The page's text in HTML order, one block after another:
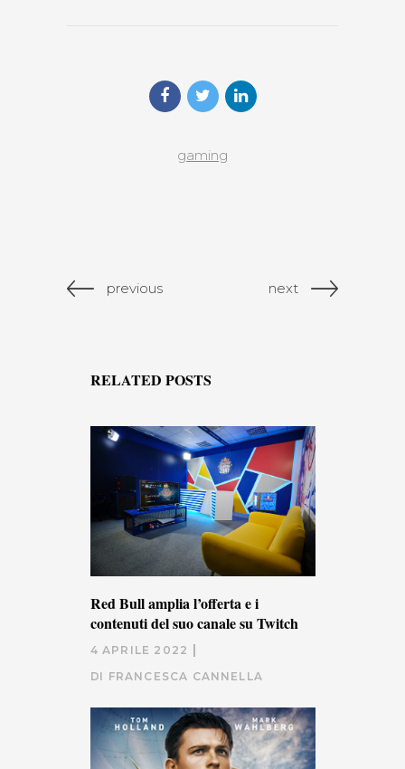
gaming
previous next
RELATED POSTS
Red Bull amplia l’offerta e i
contenuti del suo canale su Twitch
4 APRILE 2022
DI FRANCESCA CANNELLA